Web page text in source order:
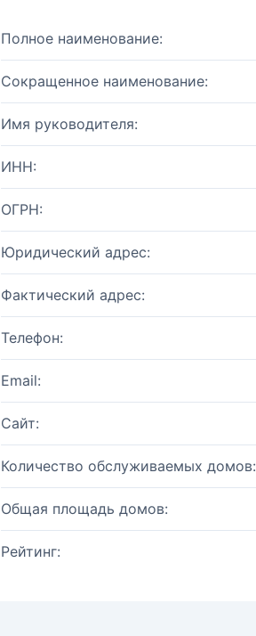
Полное наименование:
Сокращенное наименование:
Имя руководителя:
ИНН:
ОГРН:
Юридический адрес:
Фактический адрес:
Телефон:
Email:
Сайт:
Количество обслуживаемых домов:
Общая площадь домов:
Рейтинг: